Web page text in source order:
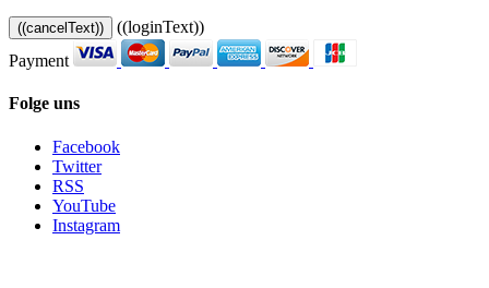
((cancelText))
((loginText))
Payment
Folge uns
Facebook
Twitter
RSS
YouTube
Instagram